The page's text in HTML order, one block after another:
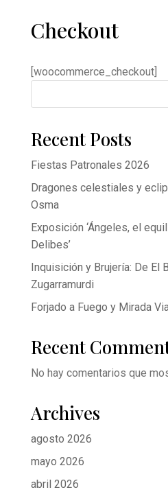
Checkout
[woocommerce_checkout]
Recent Posts
Fiestas Patronales 2026
Dragones celestiales y
Osma
Exposición ‘Ángeles, el
Delibes’
Inquisición y Brujería: De El
Zugarramurdi
Forjado a Fuego y Mirada
Recent
No hay comentarios que
Archives
agosto 2026
mayo 2026
abril 2026